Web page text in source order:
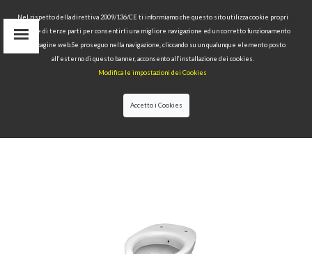
Area Riservata
BAGNO DISABILI >> WC/BIDET
Nel rispetto della direttiva 2009/136/CE ti informiamo che questo sito utilizza cookie propri
tecnici e di terze parti per consentirti una migliore navigazione ed un corretto funzionamento
delle pagine web.Se proseguo nella navigazione, cliccando su un qualunque elemento posto
all’esterno di questo banner, acconsento all’installazione dei cookies.
Modifica le impostazioni dei Cookies
Accetto i Cookies